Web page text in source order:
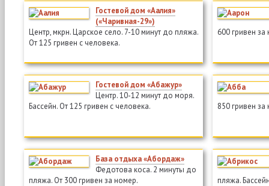
Гостевой дом «Аалия»
(«Чаривная-29»)
Центр, мкрн. Царское село. 7-10 минут до пляжа.
От 125 гривен с человека.
600 гривен за
Гостевой дом «Абажур»
Центр. 10-12 минут до моря.
Бассейн. От 125 гривен с человека.
850 гривен за
База отдыха «Абордаж»
Федотова коса. 2 минуты до
пляжа. От 300 гривен за номер.
пляжа.